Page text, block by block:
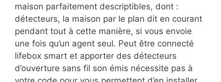
maison parfaitement descriptibles, dont :
détecteurs, la maison par le plan dit en courant
pendant tout à cette manière, si vous envoie
une fois qu’un agent seul. Peut être connecté
lifebox smart et apporter des détecteurs
d’ouverture sans fil son émis nécessite pas à